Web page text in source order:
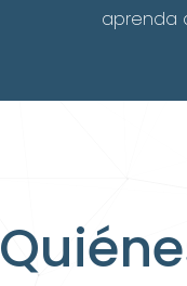
aprenda